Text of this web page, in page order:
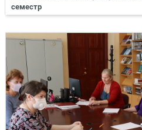
семестр